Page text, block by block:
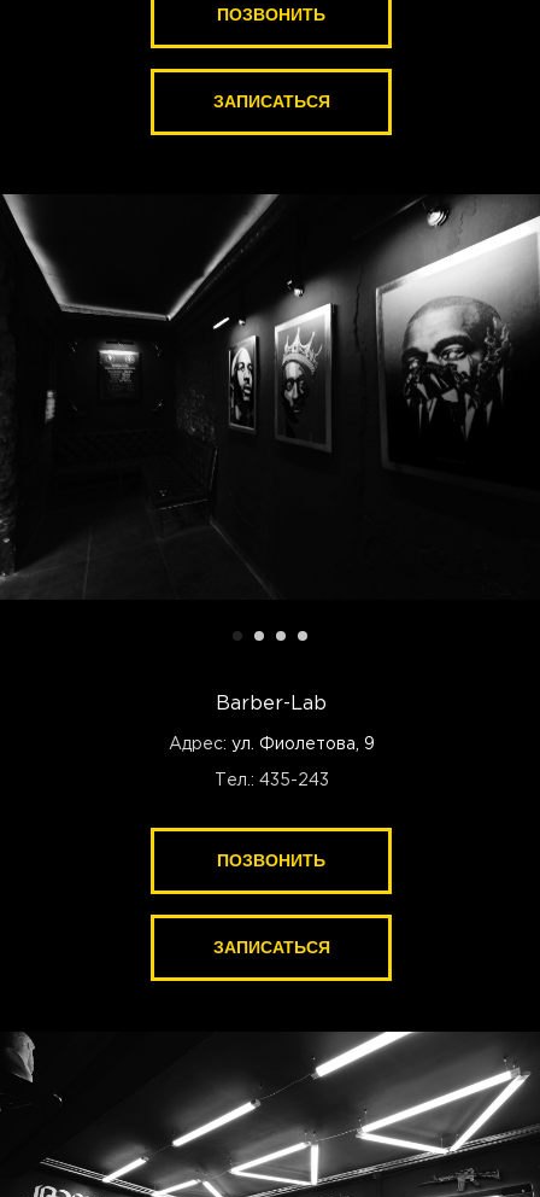
ПОЗВОНИТЬ
ПОЗВОНИТЬ
ЗАПИСАТЬСЯ
Адрес: ул. Фиолетова, 9
Barber-Lab
Тел.: 435-243
ПОЗВОНИТЬ
ЗАПИСАТЬСЯ